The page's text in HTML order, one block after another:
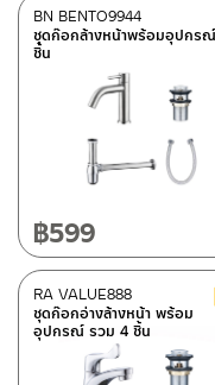
สี
สแตนเลสด้าน
(3)
โครเมียมเงา
(8)
BEN-fittings
Rasland-Fittings
สถานะสินค้า
ชุดก๊อกล้างหน้าพร้อมอุปกร
ชิ้น
BN BENTO9944
฿599
ชุดก๊อกอ่างล้างหน้า พร้อม
อุปกรณ์ รวม 4 ชิ้น
RA VALUE888